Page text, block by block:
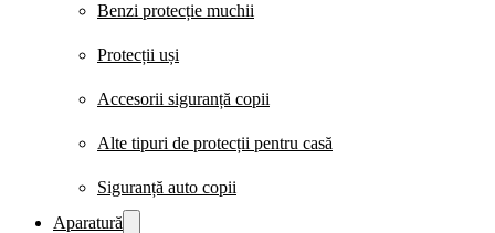
Benzi protecție muchii
Protecții uși
Accesorii siguranță copii
Alte tipuri de protecții pentru casă
Siguranță auto copii
Aparatură